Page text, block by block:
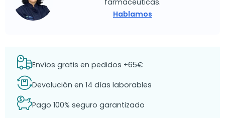
Hablamos
Envíos gratis en pedidos +65€
Devolución en 14 días laborables
Pago 100% seguro garantizado